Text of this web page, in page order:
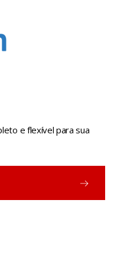
e flexível para sua